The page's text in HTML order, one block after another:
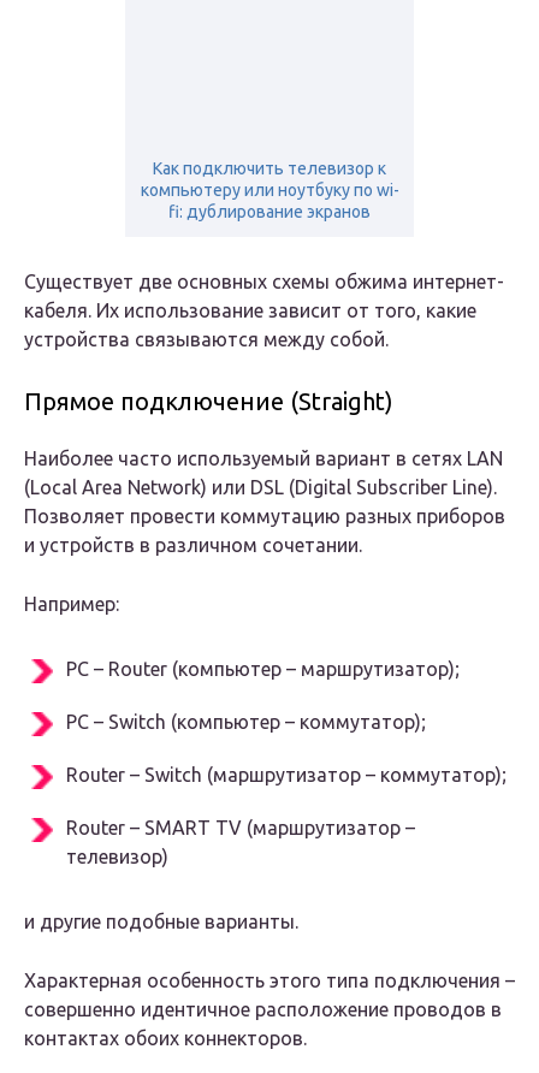
Как подключить телевизор к
компьютеру или ноутбуку по wi-
fi: дублирование экранов
Существует две основных схемы обжима интернет-
кабеля. Их использование зависит от того, какие
устройства связываются между собой.
Прямое подключение (Straight)
Наиболее часто используемый вариант в сетях LAN
(Local Area Network) или DSL (Digital Subscriber Line).
Позволяет провести коммутацию разных приборов
и устройств в различном сочетании.
Например:
РС – Router (компьютер – маршрутизатор);
РС – Switch (компьютер – коммутатор);
Router – Switch (маршрутизатор – коммутатор);
Router – SMART TV (маршрутизатор –
телевизор)
и другие подобные варианты.
Характерная особенность этого типа подключения –
совершенно идентичное расположение проводов в
контактах обоих коннекторов.